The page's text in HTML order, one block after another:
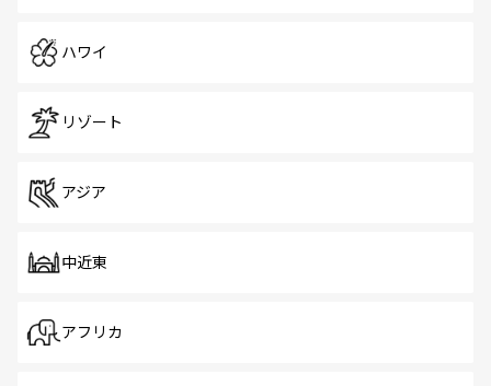
ハワイ
リゾート
アジア
中近東
アフリカ